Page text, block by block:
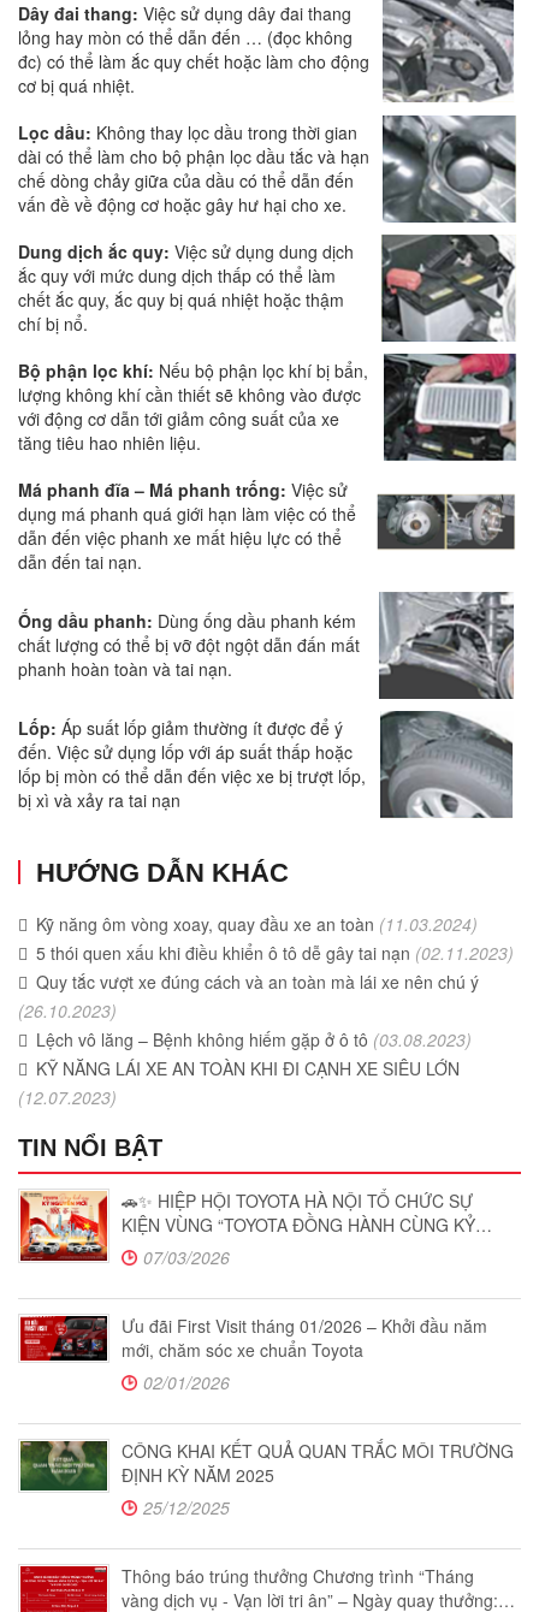
Dây đai thang: Việc sử dụng dây đai thang
lỏng hay mòn có thể dẫn đến … (đọc không
đc) có thể làm ắc quy chết hoặc làm cho động
cơ bị quá nhiệt.
Lọc dầu: Không thay lọc dầu trong thời gian
dài có thể làm cho bộ phận lọc dầu tắc và hạn
chế dòng chảy giữa của dầu có thể dẫn đến
vấn đề về động cơ hoặc gây hư hại cho xe.
Dung dịch ắc quy: Việc sử dụng dung dịch
ắc quy với mức dung dịch thấp có thể làm
chết ắc quy, ắc quy bị quá nhiệt hoặc thậm
chí bị nổ.
Bộ phận lọc khí: Nếu bộ phận lọc khí bị bẩn,
lượng không khí cần thiết sẽ không vào được
với động cơ dẫn tới giảm công suất của xe
tăng tiêu hao nhiên liệu.
Má phanh đĩa – Má phanh trống: Việc sử
dụng má phanh quá giới hạn làm việc có thể
dẫn đến việc phanh xe mất hiệu lực có thể
dẫn đến tai nạn.
Ống dầu phanh: Dùng ống dầu phanh kém
chất lượng có thể bị vỡ đột ngột dẫn đấn mất
phanh hoàn toàn và tai nạn.
Lốp: Áp suất lốp giảm thường ít được để ý
đến. Việc sử dụng lốp với áp suất thấp hoặc
lốp bị mòn có thể dẫn đến việc xe bị trượt lốp,
bị xì và xảy ra tai nạn
HƯỚNG DẪN KHÁC
Kỹ năng ôm vòng xoay, quay đầu xe an toàn (11.03.2024)
5 thói quen xấu khi điều khiển ô tô dễ gây tai nạn (02.11.2023)
Quy tắc vượt xe đúng cách và an toàn mà lái xe nên chú ý
(26.10.2023)
Lệch vô lăng – Bệnh không hiếm gặp ở ô tô (03.08.2023)
KỸ NĂNG LÁI XE AN TOÀN KHI ĐI CẠNH XE SIÊU LỚN
(12.07.2023)
TIN NỔI BẬT
🚗✨ HIỆP HỘI TOYOTA HÀ NỘI TỔ CHỨC SỰ
KIỆN VÙNG “TOYOTA ĐỒNG HÀNH CÙNG KỶ
NGUYÊN MỚI”
07/03/2026
Ưu đãi First Visit tháng 01/2026 – Khởi đầu năm
mới, chăm sóc xe chuẩn Toyota
02/01/2026
CÔNG KHAI KẾT QUẢ QUAN TRẮC MÔI TRƯỜNG
ĐỊNH KỲ NĂM 2025
25/12/2025
Thông báo trúng thưởng Chương trình “Tháng
vàng dịch vụ - Vạn lời tri ân” – Ngày quay thưởng: